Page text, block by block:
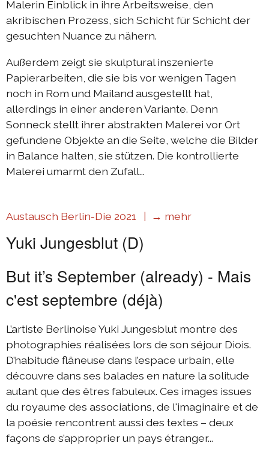
Malerin Einblick in ihre Arbeitsweise, den
akribischen Prozess, sich Schicht für Schicht der
gesuchten Nuance zu nähern.
Außerdem zeigt sie skulptural inszenierte
Papierarbeiten, die sie bis vor wenigen Tagen
noch in Rom und Mailand ausgestellt hat,
allerdings in einer anderen Variante. Denn
Sonneck stellt ihrer abstrakten Malerei vor Ort
gefundene Objekte an die Seite, welche die Bilder
in Balance halten, sie stützen. Die kontrollierte
Malerei umarmt den Zufall...
Austausch Berlin-Die 2021 | → mehr
Yuki Jungesblut (D)
But it’s September (already) - Mais
c'est septembre (déjà)
L’artiste Berlinoise Yuki Jungesblut montre des
photographies réalisées lors de son séjour Diois.
D’habitude flâneuse dans l’espace urbain, elle
découvre dans ses balades en nature la solitude
autant que des êtres fabuleux. Ces images issues
du royaume des associations, de l'imaginaire et de
la poésie rencontrent aussi des textes – deux
façons de s’approprier un pays étranger...